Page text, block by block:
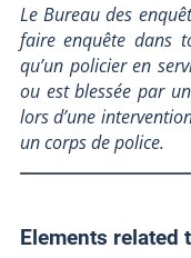
Le Bureau des
faire enquête dans
qu’un policier en
ou est blessée par
lors d’une
un corps de police.
Elements